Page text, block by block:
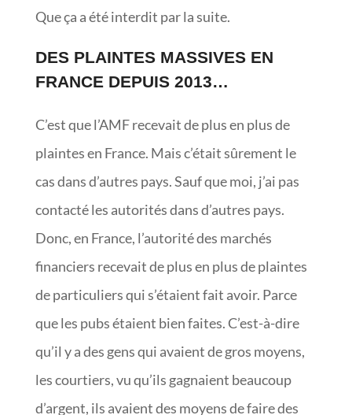
Que ça a été interdit par la suite.
DES PLAINTES MASSIVES EN
FRANCE DEPUIS 2013…
C’est que l’AMF recevait de plus en plus de
plaintes en France. Mais c’était sûrement le
cas dans d’autres pays. Sauf que moi, j’ai pas
contacté les autorités dans d’autres pays.
Donc, en France, l’autorité des marchés
financiers recevait de plus en plus de plaintes
de particuliers qui s’étaient fait avoir. Parce
que les pubs étaient bien faites. C’est-à-dire
qu’il y a des gens qui avaient de gros moyens,
les courtiers, vu qu’ils gagnaient beaucoup
d’argent, ils avaient des moyens de faire des